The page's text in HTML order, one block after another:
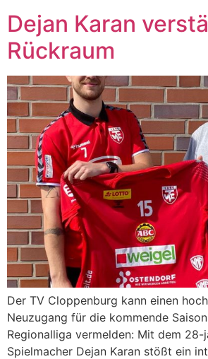
Dejan Karan
Rückraum
Der TV Cloppenburg kann einen
Neuzugang für die kommende
Regionalliga vermelden: Mit dem 28-
Spielmacher Dejan Karan stößt ein